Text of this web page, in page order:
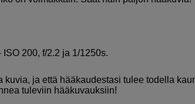
ISO 200, f/2.2 ja 1/1250s.
ja että hääkaudestasi tulee todella
tuleviin hääkuvauksiin!